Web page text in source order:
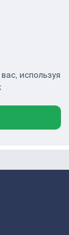
используя